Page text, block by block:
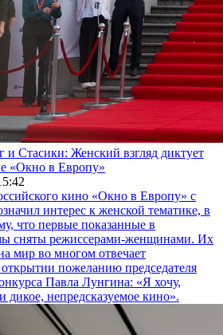
и Стасики: Женский взгляд диктует
«Окно в Европу»
кино «Окно в Европу» с
интерес к женской тематике, в
что первые показанные в
сняты режиссерами-женщинами. Их
мир во многом отвечает
пожеланию председателя
Павла Лунгина: «Я хочу,
непредсказуемое кино».